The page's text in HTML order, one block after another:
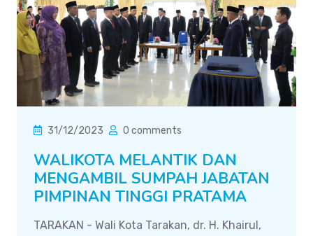
31/12/2023 0 comments
WALIKOTA MELANTIK DAN
MENGAMBIL SUMPAH JABATAN
PIMPINAN TINGGI PRATAMA
TARAKAN - Wali Kota Tarakan, dr. H. Khairul,